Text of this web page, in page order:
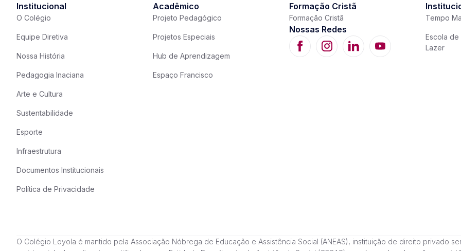
Institucional
O Colégio
Equipe Diretiva
Nossa História
Pedagogia Inaciana
Arte e Cultura
Sustentabilidade
Esporte
Infraestrutura
Documentos Institucionais
Política de Privacidade
Acadêmico
Projeto Pedagógico
Projetos Especiais
Hub de Aprendizagem
Espaço Francisco
Formação Cristã
Formação Cristã
Nossas Redes
Tempo
Escola de
Lazer
O Colégio Loyola é mantido pela Associação Nóbrega de Educação e Assistência Social (ANEAS), instituição de direito privado